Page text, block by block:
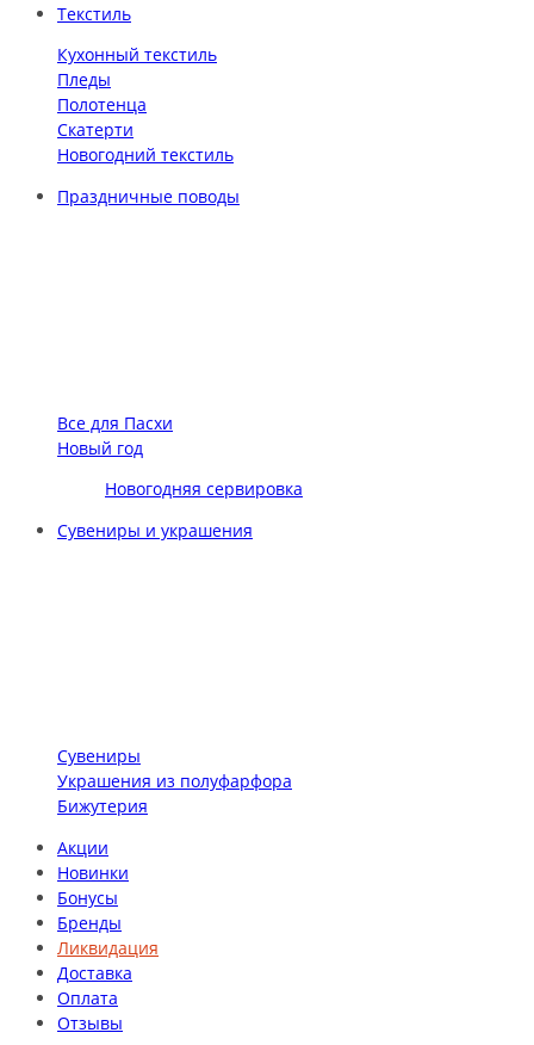
Текстиль
Кухонный текстиль
Пледы
Полотенца
Скатерти
Новогодний текстиль
Праздничные поводы
Все для Пасхи
Новый год
Новогодняя сервировка
Сувениры и украшения
Сувениры
Украшения из полуфарфора
Бижутерия
Акции
Новинки
Бонусы
Бренды
Ликвидация
Доставка
Оплата
Отзывы